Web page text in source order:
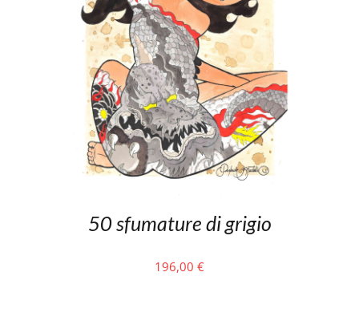
50 sfumature di grigio
196,00 €